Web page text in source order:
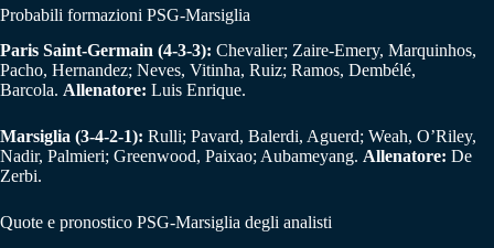
Probabili formazioni PSG-Marsiglia
Paris Saint-Germain (4-3-3): Chevalier; Zaire-Emery, Marquinhos,
Pacho, Hernandez; Neves, Vitinha, Ruiz; Ramos, Dembélé,
Barcola. Allenatore: Luis Enrique.
Marsiglia (3-4-2-1): Rulli; Pavard, Balerdi, Aguerd; Weah, O’Riley,
Nadir, Palmieri; Greenwood, Paixao; Aubameyang. Allenatore: De
Zerbi.
Quote e pronostico PSG-Marsiglia degli analisti